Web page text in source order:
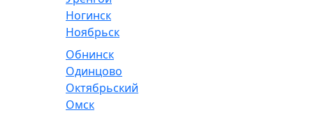
Ногинск
Ноябрьск
Обнинск
Одинцово
Октябрьский
Омск